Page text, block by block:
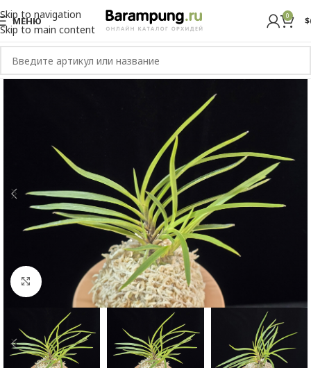
Skip to navigation
Skip to main content
МЕНЮ 0 $
Увеличить